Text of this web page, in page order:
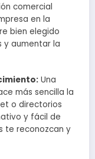
comercial
en la
bien elegido
y aumentar la
Una
más sencilla la
o directorios
y fácil de
te reconozcan y